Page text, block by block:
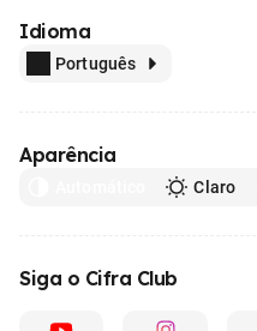
Idioma
Português
Aparência
Claro
Siga o Cifra Club